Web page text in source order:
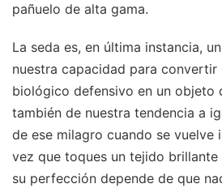
pañuelo de alta gama.
La seda es, en última instancia,
nuestra capacidad para convertir
biológico defensivo en un objeto
también de nuestra tendencia a
de ese milagro cuando se vuelve
vez que toques un tejido
su perfección depende de que